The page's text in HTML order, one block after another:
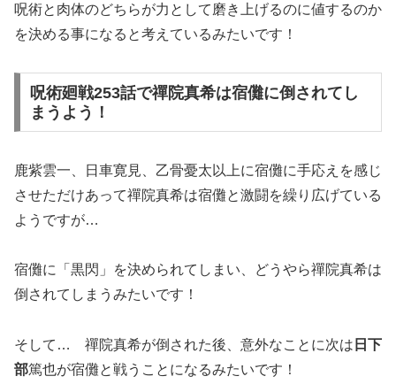
呪術と肉体のどちらが力として磨き上げるのに値するのか
を決める事になると考えているみたいです！
呪術廻戦253話で禪院真希は宿儺に倒されてし
まうよう！
鹿紫雲一、日車寛見、乙骨憂太以上に宿儺に手応えを感じ
させただけあって禪院真希は宿儺と激闘を繰り広げている
ようですが…
宿儺に「黒閃」を決められてしまい、どうやら禪院真希は
倒されてしまうみたいです！
そして… 禪院真希が倒された後、意外なことに次は 日下
部篤也が宿儺と戦うことになるみたいです！